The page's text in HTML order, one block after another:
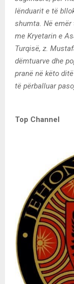
lënduarit e të
shumta. Në emër
me Kryetarin e
Turqisë, z.
dëmtuarve dhe
pranë në këto
të përballuar
Top Channel